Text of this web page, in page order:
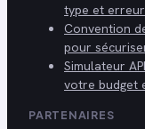
type et
Convention
pour
Simulateur
votre budget
PARTENAIRES